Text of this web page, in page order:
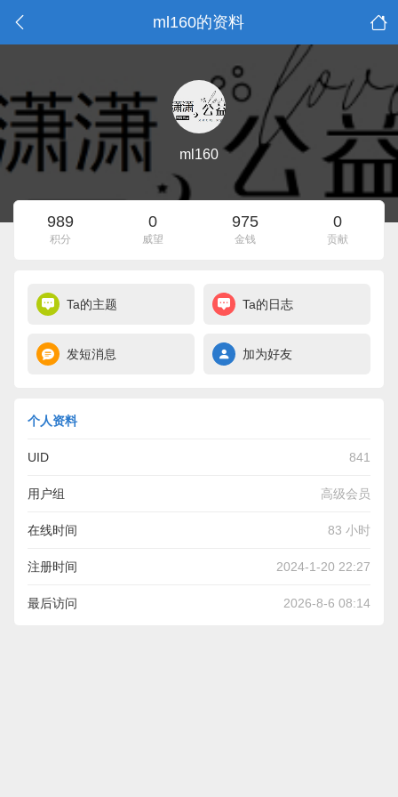
ml160的资料
ml160
989
积分
0
威望
975
金钱
0
贡献
Ta的主题 Ta的日志
发短消息 加为好友
个人资料
UID 841
用户组 高级会员
在线时间 83 小时
注册时间 2024-1-20 22:27
最后访问 2026-8-6 08:14